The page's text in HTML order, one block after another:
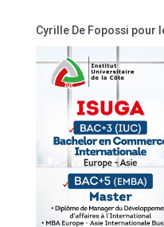
Cyrille De Fopossi pour